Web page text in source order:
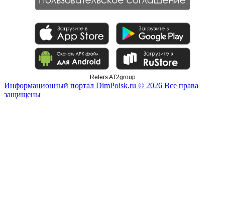
Refers AT2group
Информационный портал DimPoisk.ru © 2026 Все права
защищены